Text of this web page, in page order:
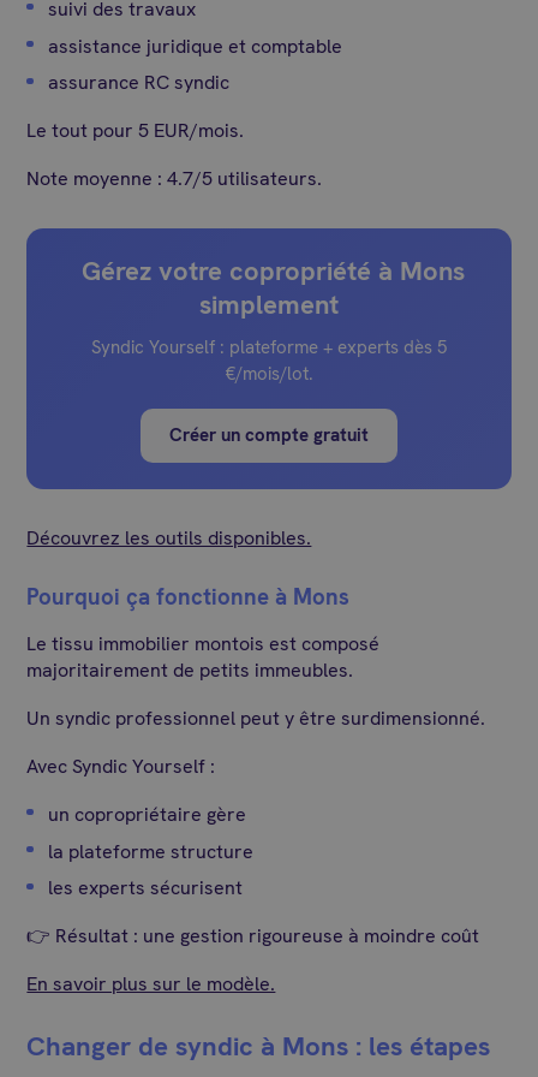
suivi des travaux
assistance juridique et comptable
assurance RC syndic
Le tout pour 5 EUR/mois.
Note moyenne : 4.7/5 utilisateurs.
Gérez votre copropriété à Mons
simplement
Syndic Yourself : plateforme + experts dès 5
€/mois/lot.
Créer un compte gratuit
Découvrez les outils disponibles.
Pourquoi ça fonctionne à Mons
Le tissu immobilier montois est composé
majoritairement de petits immeubles.
Un syndic professionnel peut y être surdimensionné.
Avec Syndic Yourself :
un copropriétaire gère
la plateforme structure
les experts sécurisent
👉 Résultat : une gestion rigoureuse à moindre coût
En savoir plus sur le modèle.
Changer de syndic à Mons : les étapes